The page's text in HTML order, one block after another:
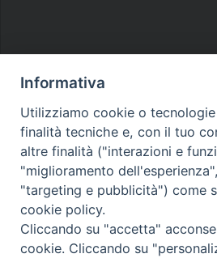
Diocesi di Melfi
• Largo Duomo, 12 - 85025
Tel.
Informativa
Utilizziamo cookie o
finalità tecniche e, con il tuo
altre finalità ("interazioni e
"miglioramento
"targeting e pubblicità") come
cookie policy.
Cliccando su "accetta"
cookie. Cliccando su